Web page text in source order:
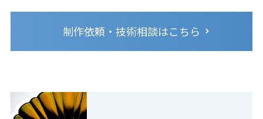
制作依頼・技術相談はこちら